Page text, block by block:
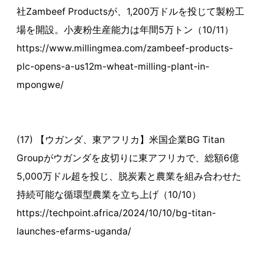
社Zambeef Productsが、1,200万ドルを投じて製粉工
場を開設。小麦粉生産能力は年間5万トン（10/11）
https://www.millingmea.com/zambeef-products-
plc-opens-a-us12m-wheat-milling-plant-in-
mpongwe/
(17) 【ウガンダ、東アフリカ】米国企業BG Titan
Groupがウガンダを皮切りに東アフリカで、総額6億
5,000万ドル超を投じ、脱炭素と農業を組み合わせた
持続可能な循環型農業を立ち上げ（10/10）
https://techpoint.africa/2024/10/10/bg-titan-
launches-efarms-uganda/